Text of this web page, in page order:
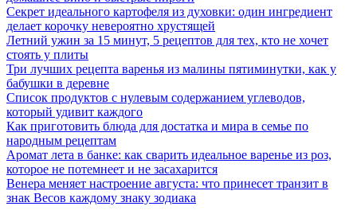
Секрет идеального картофеля из духовки: один ингредиент
делает корочку невероятно хрустящей
Летний ужин за 15 минут, 5 рецептов для тех, кто не хочет
стоять у плиты
Три лучших рецепта варенья из малины пятиминутки, как у
бабушки в деревне
Список продуктов с нулевым содержанием углеводов,
который удивит каждого
Как приготовить блюда для достатка и мира в семье по
народным рецептам
Аромат лета в банке: как сварить идеальное варенье из роз,
которое не потемнеет и не засахарится
Венера меняет настроение августа: что принесет транзит в
знак Весов каждому знаку зодиака